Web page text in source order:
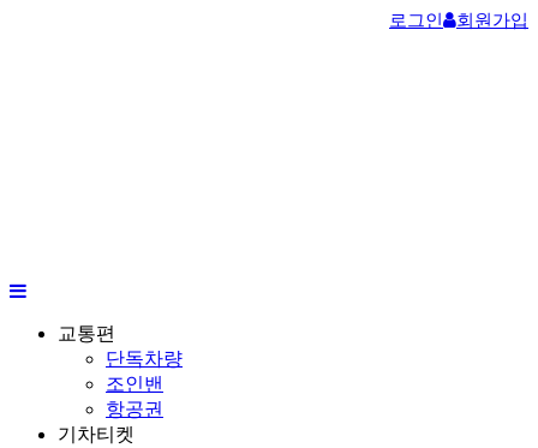
로그인 회원가입
교통편
단독차량
조인밴
항공권
기차티켓